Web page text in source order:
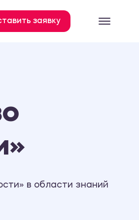
Диссертация
заявку
в области знаний